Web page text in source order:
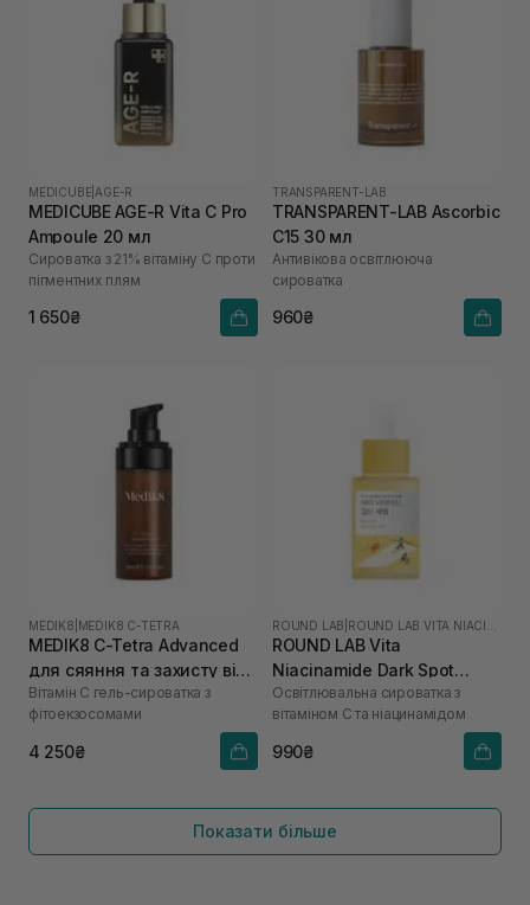
MEDICUBE AGE-R
MEDICUBE AGE-R Vita C Pro
Ampoule 20 мл
Сироватка з 21% вітаміну С проти
пігментних плям
1 650₴
TRANSPARENT-LAB
TRANSPARENT-LAB Ascorbic
C15 30 мл
Антивікова освітлююча
сироватка
960₴
MEDIK8 MEDIK8 C-TETRA
MEDIK8 C-Tetra Advanced
для сяяння та захисту від
старіння 30 мл
Вітамін С гель-сироватка з
фітоекзосомами
4 250₴
ROUND LAB ROUND LAB VITA NIACINAMIDE
ROUND LAB Vita
Niacinamide Dark Spot
Serum 30 мл
Освітлювальна сироватка з
вітаміном C та ніацинамідом
990₴
Показати більше